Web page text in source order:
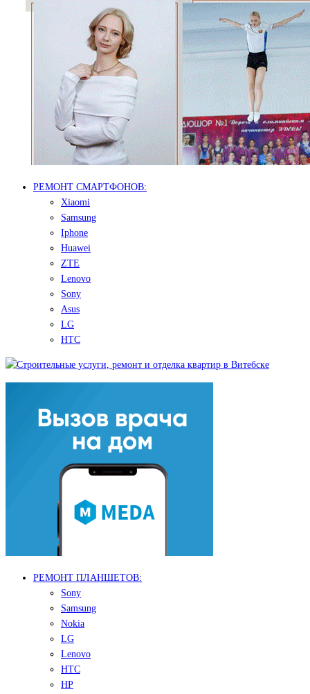
РЕМОНТ СМАРТФОНОВ:
Xiaomi
Samsung
Iphone
Huawei
ZTE
Lenovo
Sony
Asus
LG
HTC
РЕМОНТ ПЛАНШЕТОВ:
Sony
Samsung
Nokia
LG
Lenovo
HTC
HP